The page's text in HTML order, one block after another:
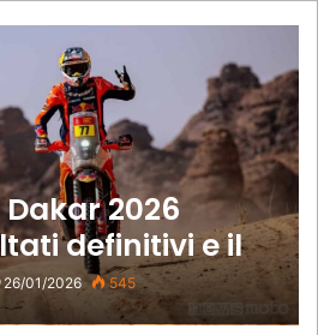
2026
definitivi e il
26/01/2026 545